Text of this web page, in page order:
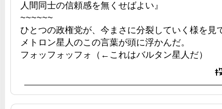
人間同士の信頼感を無くせばよい』
~~~~~~
ひとつの政権党が、今まさに分裂していく様を見
メトロン星人のこの言葉が頭に浮かんだ。
フォッフォッフォ（←これはバルタン星人だ）